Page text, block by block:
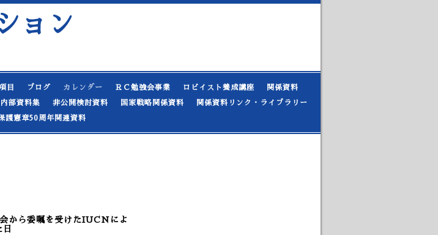
ョン
目 ブログ カレンダー ＲＣ勉強会事業 ロビイスト養成講座 関係資料
内部資料集 非公開検討資料 国家戦略関係資料 関係資料リンク・ライブラリー
護憲章50周年関連資料
から委嘱を受けたIUCNによ